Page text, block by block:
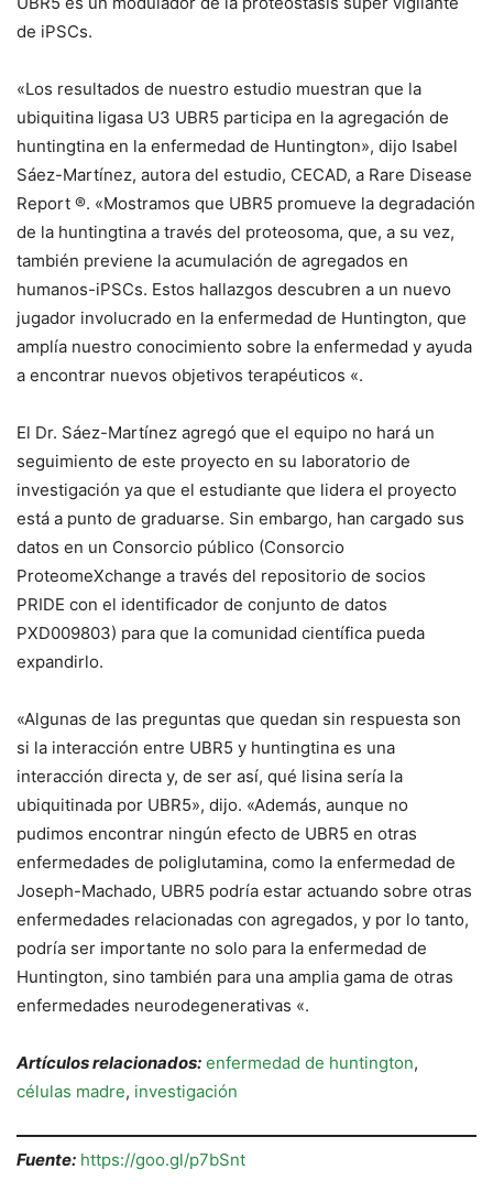
de iPSCs.
«Los resultados de nuestro estudio muestran que la
ubiquitina ligasa U3 UBR5 participa en la agregación de
huntingtina en la enfermedad de Huntington», dijo Isabel
Sáez-Martínez, autora del estudio, CECAD, a Rare Disease
Report ®. «Mostramos que UBR5 promueve la degradación
de la huntingtina a través del proteosoma, que, a su vez,
también previene la acumulación de agregados en
humanos-iPSCs. Estos hallazgos descubren a un nuevo
jugador involucrado en la enfermedad de Huntington, que
amplía nuestro conocimiento sobre la enfermedad y ayuda
a encontrar nuevos objetivos terapéuticos «.
El Dr. Sáez-Martínez agregó que el equipo no hará un
seguimiento de este proyecto en su laboratorio de
investigación ya que el estudiante que lidera el proyecto
está a punto de graduarse. Sin embargo, han cargado sus
datos en un Consorcio público (Consorcio
ProteomeXchange a través del repositorio de socios
PRIDE con el identificador de conjunto de datos
PXD009803) para que la comunidad científica pueda
expandirlo.
«Algunas de las preguntas que quedan sin respuesta son
si la interacción entre UBR5 y huntingtina es una
interacción directa y, de ser así, qué lisina sería la
ubiquitinada por UBR5», dijo. «Además, aunque no
pudimos encontrar ningún efecto de UBR5 en otras
enfermedades de poliglutamina, como la enfermedad de
Joseph-Machado, UBR5 podría estar actuando sobre otras
enfermedades relacionadas con agregados, y por lo tanto,
podría ser importante no solo para la enfermedad de
Huntington, sino también para una amplia gama de otras
enfermedades neurodegenerativas «.
Artículos relacionados: enfermedad de huntington,
células madre, investigación
Fuente: https://goo.gl/p7bSnt